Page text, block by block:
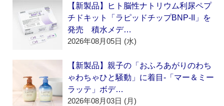
【新製品】ヒト脳性ナトリウム利尿ペプ
チドキット「ラピッドチップBNP-II」を
発売 積水メデ…
2026年08月05日 (水)
【新製品】親子の「おふろあがりのわち
ゃわちゃひと騒動」に着目‐「マー＆ミー
ラッテ」ボデ…
2026年08月03日 (月)